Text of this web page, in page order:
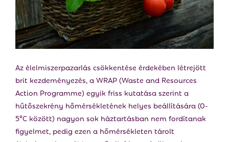
N
U
Az élelmiszerpazarlás csökkentése érdekében létrejött
brit kezdeményezés, a WRAP (Waste and Resources
Action Programme) egyik friss kutatása szerint a
hűtőszekrény hőmérsékletének helyes beállítására (0-
5°C között) nagyon sok háztartásban nem fordítanak
figyelmet, pedig ezen a hőmérsékleten tárolt